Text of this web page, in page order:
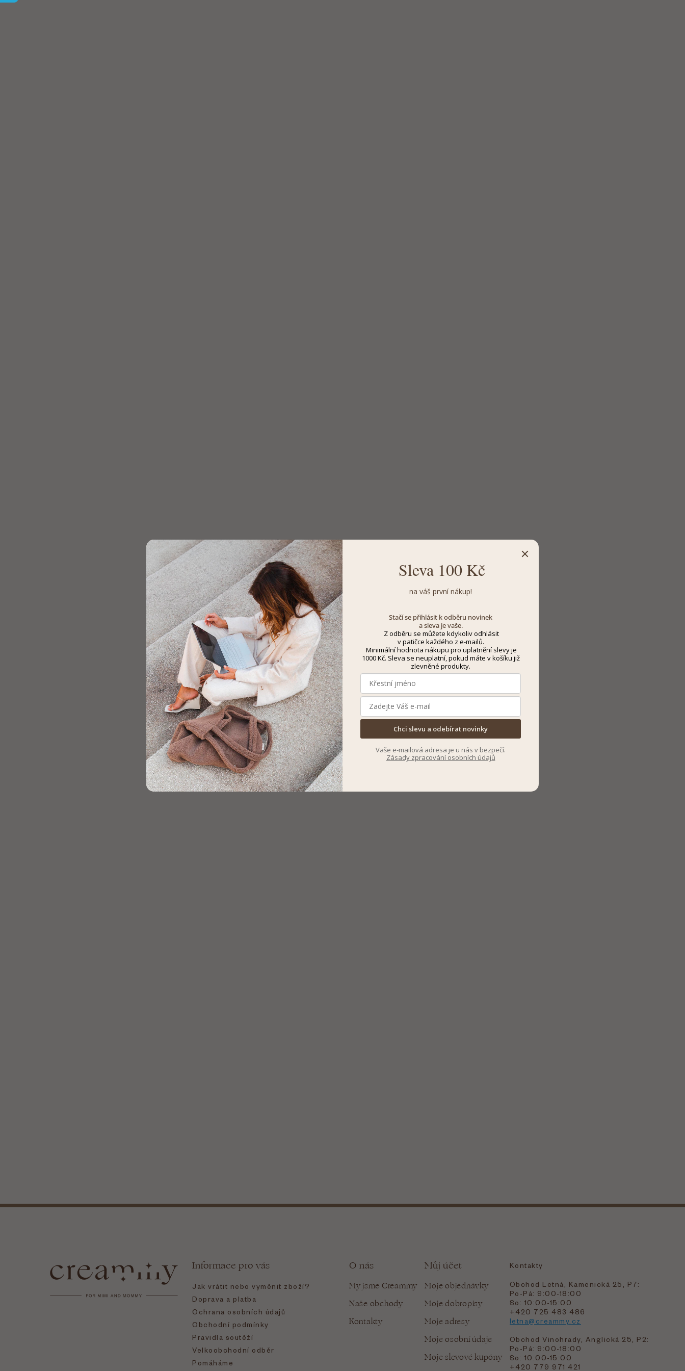
Informace pro vás
Jak vrátit nebo vyměnit zboží?
Doprava a platba
Ochrana osobních údajů
Obchodní podmínky
Pravidla soutěží
Velkoobchodní odběr
Pomáháme
O nás
My jsme Creammy
Naše obchody
Kontakty
Můj účet
Moje objednávky
Moje dobropisy
Moje adresy
Moje osobní údaje
Moje slevové kupóny
Kontakty
Obchod Letná, Kamenická 25, P7:
Po-Pá: 9:00-18:00
So: 10:00-15:00
+420 725 483 486
letna@creammy.cz
Obchod Vinohrady, Anglická 25, P2:
Po-Pá: 9:00-18:00
So: 10:00-15:00
+420 779 971 421
Sleva 100 Kč
na váš první nákup!
Stačí se přihlásit k odběru novinek
a sleva je vaše.
Z odběru se můžete kdykoliv odhlásit
v patičce každého z e-mailů.
Minimální hodnota nákupu pro uplatnění slevy je
1000 Kč. Sleva se neuplatní, pokud máte v košíku již
zlevněné produkty.
Chci slevu a odebírat novinky
Vaše e-mailová adresa je u nás v bezpečí.
Zásady zpracování osobních údajů